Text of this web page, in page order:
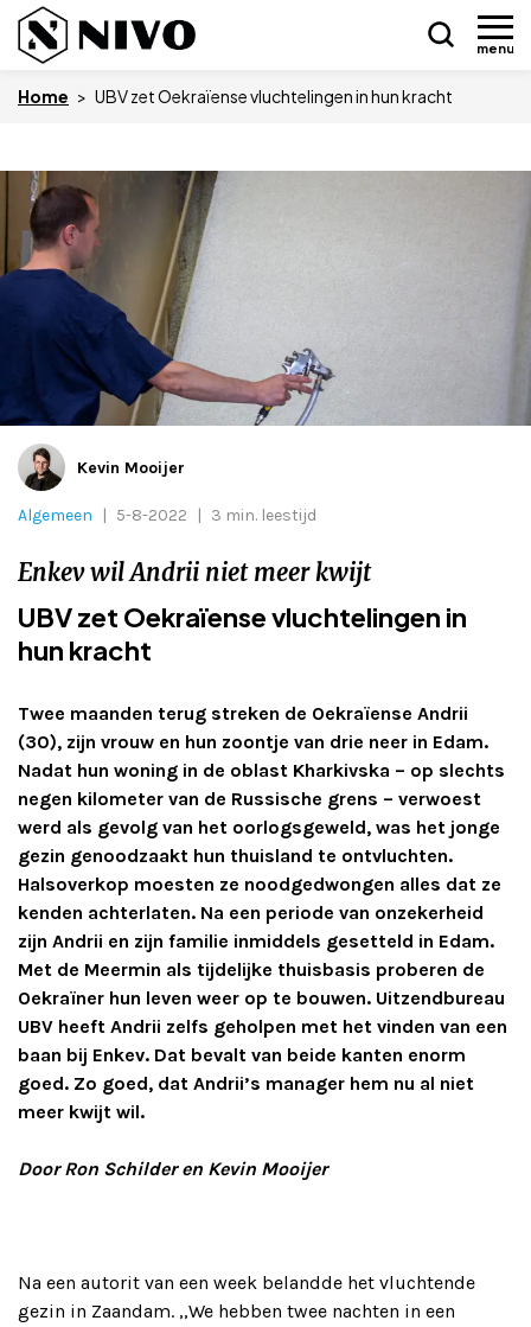
menu
Skip
to
content
Nieuws
Drukkerij NIVO
Zakelijk
Overledenen
Overige
Vacatures
Adverteren
Adreswijziging
Home > UBV zet Oekraïense vluchtelingen in hun kracht
Kevin Mooijer
Algemeen | 5-8-2022 | 3 min. leestijd
Enkev wil Andrii niet meer kwijt
UBV zet Oekraïense vluchtelingen in
hun kracht
Twee maanden terug streken de Oekraïense Andrii
(30), zijn vrouw en hun zoontje van drie neer in Edam.
Nadat hun woning in de oblast Kharkivska – op slechts
negen kilometer van de Russische grens – verwoest
werd als gevolg van het oorlogsgeweld, was het jonge
gezin genoodzaakt hun thuisland te ontvluchten.
Halsoverkop moesten ze noodgedwongen alles dat ze
kenden achterlaten. Na een periode van onzekerheid
zijn Andrii en zijn familie inmiddels gesetteld in Edam.
Met de Meermin als tijdelijke thuisbasis proberen de
Oekraïner hun leven weer op te bouwen. Uitzendbureau
UBV heeft Andrii zelfs geholpen met het vinden van een
baan bij Enkev. Dat bevalt van beide kanten enorm
goed. Zo goed, dat Andrii’s manager hem nu al niet
meer kwijt wil.
Door Ron Schilder en Kevin Mooijer
Na een autorit van een week belandde het vluchtende
gezin in Zaandam. ,,We hebben twee nachten in een